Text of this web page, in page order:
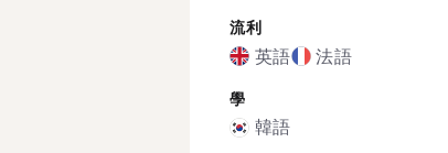
流利
英語 法語
學
韓語